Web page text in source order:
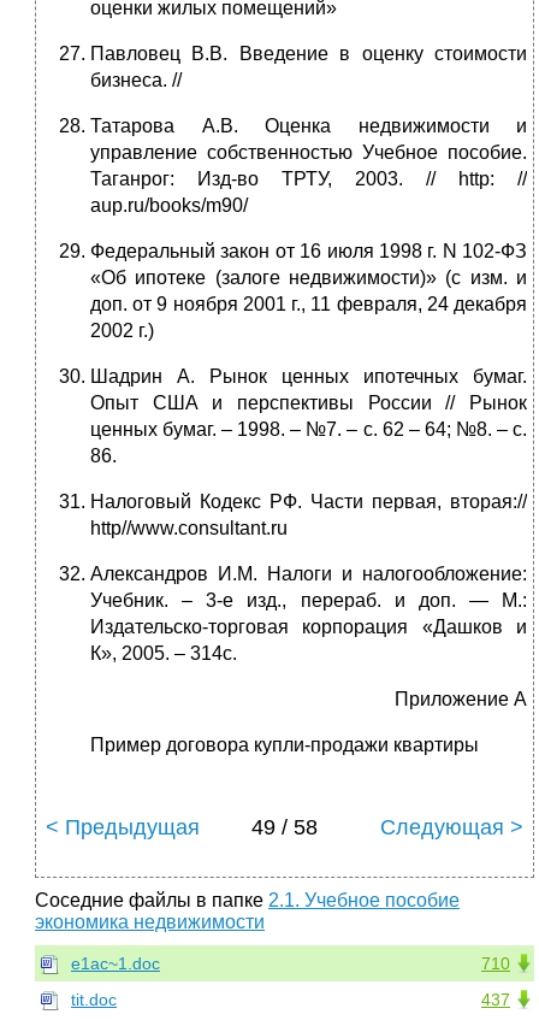
оценки жилых помещений»
Павловец В.В. Введение в оценку стоимости
бизнеса. //
Татарова А.В. Оценка недвижимости и
управление собственностью Учебное пособие.
Таганрог: Изд-во ТРТУ, 2003. // http: //
aup.ru/books/m90/
Федеральный закон от 16 июля 1998 г. N 102-ФЗ
«Об ипотеке (залоге недвижимости)» (с изм. и
доп. от 9 ноября 2001 г., 11 февраля, 24 декабря
2002 г.)
Шадрин А. Рынок ценных ипотечных бумаг.
Опыт США и перспективы России // Рынок
ценных бумаг. – 1998. – №7. – с. 62 – 64; №8. – с.
86.
Налоговый Кодекс РФ. Части первая, вторая://
http//www.consultant.ru
Александров И.М. Налоги и налогообложение:
Учебник. – 3-е изд., перераб. и доп. — М.:
Издательско-торговая корпорация «Дашков и
К», 2005. – 314с.
Приложение А
Пример договора купли-продажи квартиры
< Предыдущая 49 / 58 Следующая >
Соседние файлы в папке 2.1. Учебное пособие
экономика недвижимости
710
e1ac~1.doc
437
tit.doc